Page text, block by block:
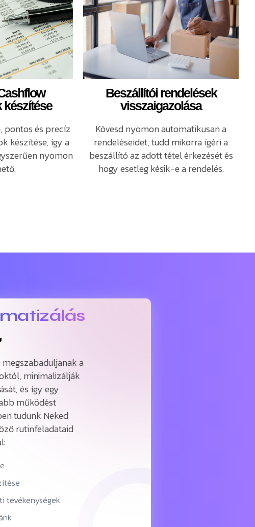
készítése
pontos és precíz
készítése, így a
nyomon
Beszállítói rendelések
visszaigazolása
Kövesd nyomon automatikusan a
rendeléseidet, tudd mikorra ígéri a
beszállító az adott tétel érkezését és
hogy esetleg késik-e a rendelés.
a
minimalizálják
és így egy
működést
tudunk Neked
rutinfeladataid
tevékenységek